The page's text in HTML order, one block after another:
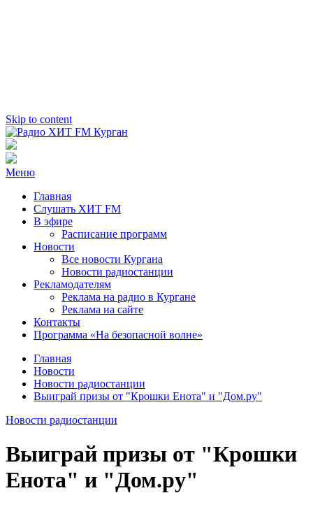
Skip to content
Радио ХИТ FM Курган
103.2 FM
Меню
Главная
Слушать ХИТ FM
В эфире
Расписание программ
Новости
Все новости Кургана
Новости радиостанции
Рекламодателям
Реклама на радио в Кургане
Реклама на сайте
Контакты
Программа «На безопасной волне»
Главная
Новости
Новости радиостанции
Выиграй призы от "Крошки Енота" и "Дом.ру"
Новости радиостанции
Выиграй призы от "Крошки
Енота" и "Дом.ру"